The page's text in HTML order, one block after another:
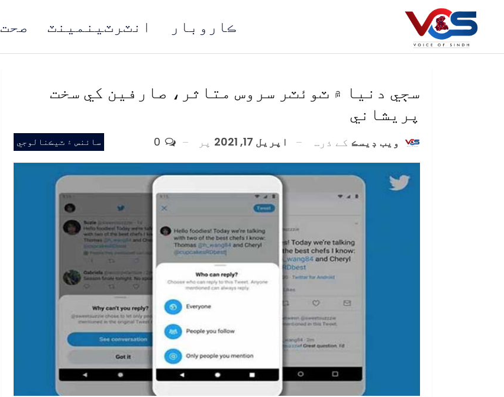
صحت انٽرٽينمينٽ ڪاروبار
سڄي دنيا ۾ ٽوئٽر سروس متاثر، صارفين کي سخت
پريشاني
سائنس ۽ ٽيڪنالوجي ويب ڊيسڪ کے ذریعہ اپریل 17, 2021 پر